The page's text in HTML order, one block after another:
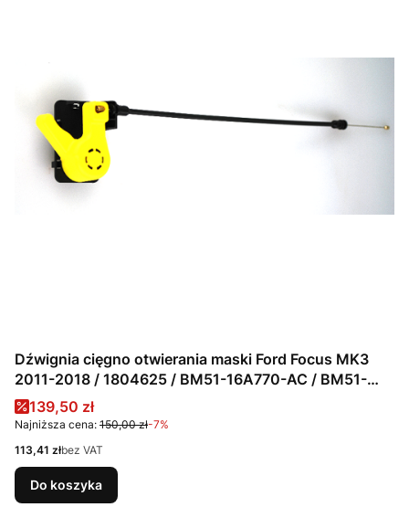
Dźwignia cięgno otwierania maski Ford Focus MK3
2011-2018 / 1804625 / BM51-16A770-AC / BM51-
16A770-AB / BM51-16A770-AA
Cena promocyjna
139,50 zł
Najniższa cena: 150,00 zł-7%
Cena
113,41 złbez VAT
Do koszyka